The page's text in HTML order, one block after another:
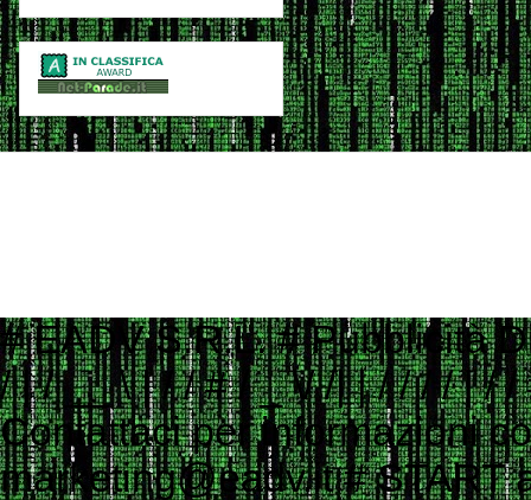
# EADV S.R.L. # Pubblicità Digitale e Programmatic Advertising # ___ ____ _ __ # ___ / | / __ \ | / / # / _ \/ /| | / / / / | / / # / __/ ___ |/ /_/ /| |/ / # \___/_/ |_/_____/ |___/ # # Contattaci per informazioni commerciali # Website: www.eadv.it # Email: marketing@eadv.it # START ads.txt - vocidallastrada.org - 2023-10-18 14:39:45 eadv.it, 13135, DIRECT 152media.info, 152M10, RESELLER 33across.com, 0010b00002MptHCAAZ, RESELLER, bbea06d9c4d2853c 33across.com, 0010b00002T3JniAAF, RESELLER, bbea06d9c4d2853c 33across.com, 0010b00002cGp2AAAS, RESELLER, bbea06d9c4d2853c 33across.com, 0013300001kQj2HAAS, RESELLER, bbea06d9c4d2853c 33across.com, 0015a00002oUk4aAAC, RESELLER, bbea06d9c4d2853c 33across.com, 0015a00003DKg9ZAAT, RESELLER, bbea06d9c4d2853c ad.plus, 352349, RESELLER adagio.io, 1294, RESELLER adcolony.com, 496220845654deec, RESELLER, 1ad675c9de6b5176 adform.com, 1226, RESELLER adform.com, 1819, RESELLER, 9f5210a2f0999e32 adform.com, 1889, RESELLER adform.com, 1943, RESELLER adform.com, 2110, RESELLER adform.com, 2112, RESELLER adform.com, 2437, RESELLER, 9f5210a2f0999e32 adform.com, 2464, RESELLER, 9f5210a2f0999e32 adform.com, 3027, RESELLER adform.com, 622, RESELLER adipolo.com, 617128b0fe110c0ddd7603b4, RESELLER admanmedia.com, 43, RESELLER admixer.net, b6d49994-83c5-4ff9-aa8a-c9eb99d1bc8c, RESELLER adsinteractive.hu, 258, RESELLER adswizz.com, consumable, RESELLER adswizz.com, entravision, RESELLER adswizz.com, targetspot, RESELLER adtech.com, 4687, RESELLER adtelligent.com, 537714, RESELLER advertising.com, 14832, RESELLER advertising.com, 21483, RESELLER advertising.com, 23089, RESELLER advertising.com, 28246, RESELLER advertising.com, 28305, RESELLER advertising.com, 28335, RESELLER, e1a5b5b6e3255540 advertising.com, 6814, RESELLER advertising.com, 7574, RESELLER adyoulike.com, 83d15ef72d387a1e60e5a1399a2b0c03, RESELLER adyoulike.com, b3e21aeb2e950aa59e5e8cc1b6dd6f8e, RESELLER, 4ad745ead2958bf7 adyoulike.com, b4bf4fdd9b0b915f746f6747ff432bde, RESELLER, 4ad745ead2958bf7 ampliffy.com, 5037, RESELLER amxrtb.com, 105199548, RESELLER aniview.com, 5e82edf1634339243920a8e5, RESELLER, 78b21b97965ec3f8 aniview.com, 5ef4bc022e79664d2b473869, RESELLER, 78b21b97965ec3f8 aol.com, 27093, RESELLER aol.com, 46658, RESELLER aol.com, 58905, RESELLER, e1a5b5b6e3255540 aolcloud.net, 4687, RESELLER appads.in, 107606, RESELLER appnexus.com, 10040, RESELLER, f5ab79cb980f11d1 appnexus.com, 10200, RESELLER, f5ab79cb980f11d1 appnexus.com, 10239, RESELLER, f5ab79cb980f11d1 appnexus.com, 10371, RESELLER, f5ab79cb980f11d1 appnexus.com, 11470, RESELLER appnexus.com, 11487, RESELLER, f5ab79cb980f11d1 appnexus.com, 11664, RESELLER, f5ab79cb980f11d1 appnexus.com, 11786, RESELLER, f5ab79cb980f11d1 appnexus.com, 11924, RESELLER, f5ab79cb980f11d1 appnexus.com, 12223, RESELLER, f5ab79cb980f11d1 appnexus.com, 12290, RESELLER, f5ab79cb980f11d1 appnexus.com, 12637, RESELLER, f5ab79cb980f11d1 appnexus.com, 13044, RESELLER, f5ab79cb980f11d1 appnexus.com, 13099, RESELLER, f5ab79cb980f11d1 appnexus.com, 13381, RESELLER, f5ab79cb980f11d1 appnexus.com, 1356, RESELLER, f5ab79cb980f11d1 appnexus.com, 1360, RESELLER, f5ab79cb980f11d1 appnexus.com, 13701, RESELLER, f5ab79cb980f11d1 appnexus.com, 14077, RESELLER appnexus.com, 14416,